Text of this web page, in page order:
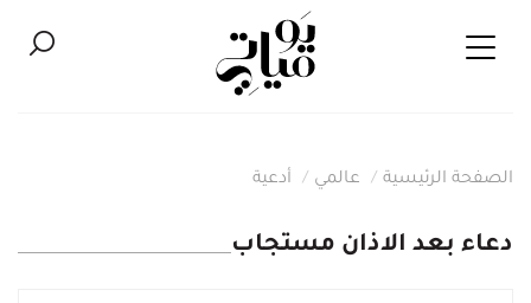
الصفحة الرئيسية عالمي أدعية
دعاء بعد الاذان مستجاب